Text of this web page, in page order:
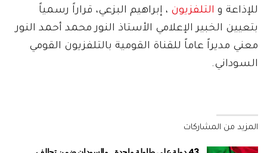
للإذاعة و التلفزيون ، إبراهيم البزعي، قراراً رسمياً
بتعيين الخبير الإعلامي الأستاذ النور محمد أحمد النور
معني مديراً عاماً للقناة القومية بالتلفزيون القومي
السوداني.
المزيد من المشاركات